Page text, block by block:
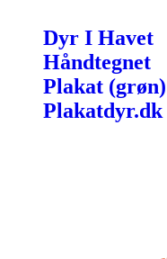
Dyr I Havet
Håndtegnet
Plakat
Plakatdyr.dk